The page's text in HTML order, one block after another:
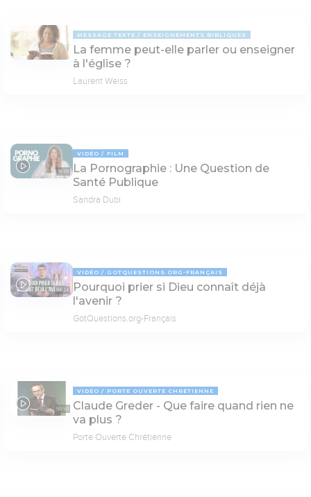
MESSAGE TEXTE ENSEIGNEMENTS BIBLIQUES
La femme peut-elle parler ou enseigner
à l'église ?
Laurent Weiss
18:39
VIDÉO FILM
La Pornographie : Une Question de
Santé Publique
Sandra Dubi
04:24
VIDÉO GOTQUESTIONS.ORG-FRANÇAIS
Pourquoi prier si Dieu connaît déjà
l'avenir ?
GotQuestions.org-Français
50:50
VIDÉO PORTE OUVERTE CHRÉTIENNE
Claude Greder - Que faire quand rien ne
va plus ?
Porte Ouverte Chrétienne